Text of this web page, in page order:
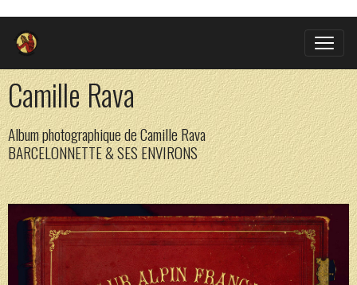
Camille Rava
Album photographique de Camille Rava
BARCELONNETTE & SES ENVIRONS